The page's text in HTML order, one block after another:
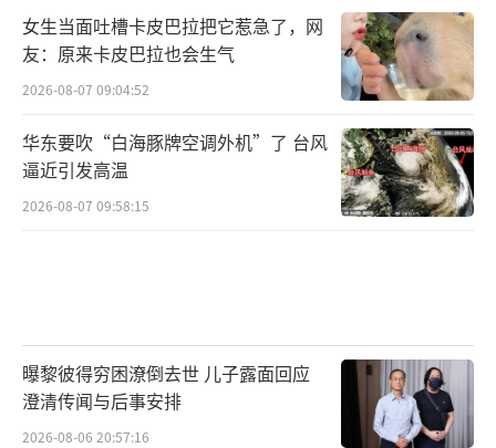
女生当面吐槽卡皮巴拉把它惹急了，网
友：原来卡皮巴拉也会生气
2026-08-07 09:04:52
华东要吹“白海豚牌空调外机”了 台风
逼近引发高温
2026-08-07 09:58:15
曝黎彼得穷困潦倒去世 儿子露面回应
澄清传闻与后事安排
2026-08-06 20:57:16